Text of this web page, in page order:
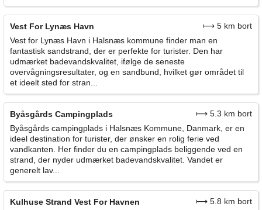
Vest For Lynæs Havn
⟼ 5 km bort
Vest for Lynæs Havn i Halsnæs kommune finder man en
fantastisk sandstrand, der er perfekte for turister. Den har
udmærket badevandskvalitet, ifølge de seneste
overvågningsresultater, og en sandbund, hvilket gør området til
et ideelt sted for stran...
Byåsgårds Campingplads
⟼ 5.3 km bort
Byåsgårds campingplads i Halsnæs Kommune, Danmark, er en
ideel destination for turister, der ønsker en rolig ferie ved
vandkanten. Her finder du en campingplads beliggende ved en
strand, der nyder udmærket badevandskvalitet. Vandet er
generelt lav...
Kulhuse Strand Vest For Havnen
⟼ 5.8 km bort